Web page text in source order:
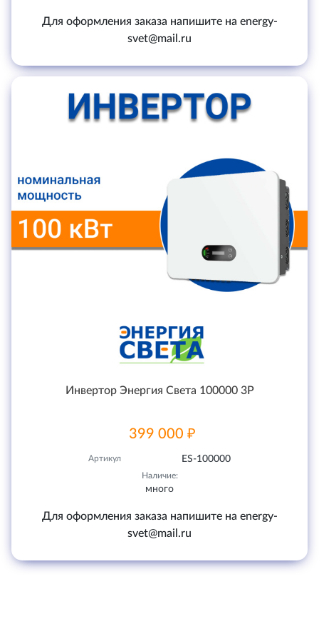
Для оформления заказа напишите на energy-
svet@mail.ru
Инвертор Энергия Света 100000 3P
399 000 ₽
Артикул ES-100000
Наличие:
много
Для оформления заказа напишите на energy-
svet@mail.ru